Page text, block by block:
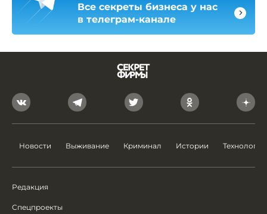
Все секреты бизнеса у нас
в телеграм-канале
Новости Выживание Криминал Истории Технологии
Редакция
Спецпроекты